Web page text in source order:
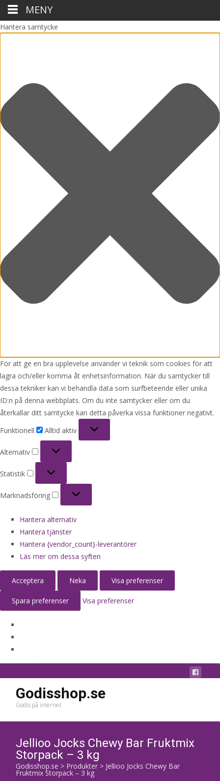
Hantera samtycke
För att ge en bra upplevelse använder vi teknik som cookies för att
lagra och/eller komma åt enhetsinformation. När du samtycker till
dessa tekniker kan vi behandla data som surfbeteende eller unika
ID:n på denna webbplats. Om du inte samtycker eller om du
återkallar ditt samtycke kan detta påverka vissa funktioner negativt.
Funktionell
Alltid aktiv
Alternativ
Statistik
Marknadsföring
Hantera alternativ
Hantera tjänster
Hantera {vendor_count}-leverantörer
Läs mer om dessa syften
Acceptera Neka Visa preferenser
Spara preferenser Visa preferenser
Godisshop.se
Godis på internet
Jellioo Jocks Chewy Bar Fruktmix
Storpack – 3 kg
Godisshop.se > Produkter > Jellioo Jocks Chewy Bar
Fruktmix Storpack – 3 kg
MENY